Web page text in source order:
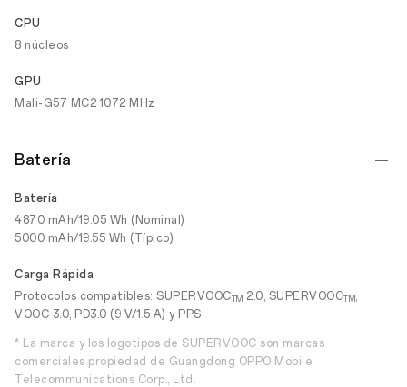
CPU
8 núcleos
GPU
Mali-G57 MC2 1072 MHz
Batería
Batería
4870 mAh/19.05 Wh (Nominal)
5000 mAh/19.55 Wh (Típico)
Carga Rápida
Protocolos compatibles: SUPERVOOCTM 2.0, SUPERVOOCTM,
VOOC 3.0, PD3.0 (9 V/1.5 A) y PPS
* La marca y los logotipos de SUPERVOOC son marcas
comerciales propiedad de Guangdong OPPO Mobile
Telecommunications Corp., Ltd.